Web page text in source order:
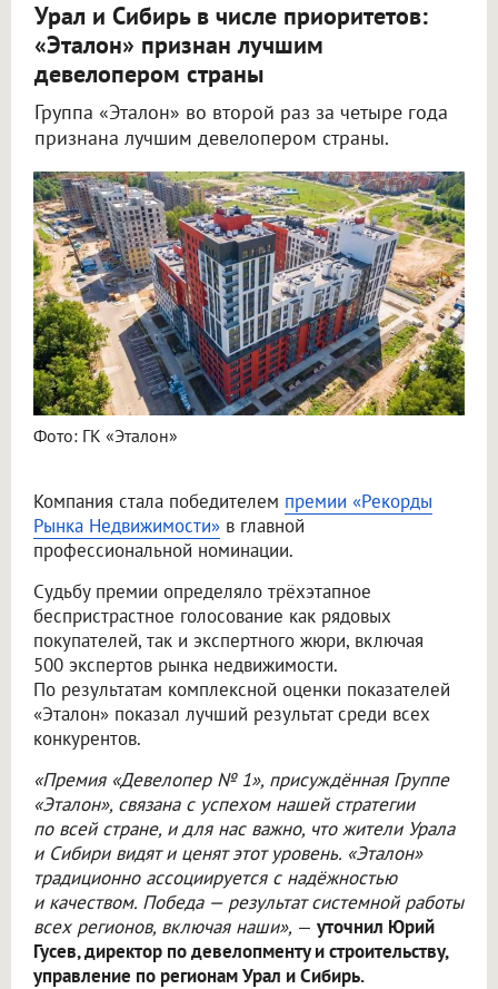
Урал и Сибирь в числе приоритетов:
«Эталон» признан лучшим
девелопером страны
Группа «Эталон» во второй раз за четыре года
признана лучшим девелопером страны.
Фото: ГК «Эталон»
Компания стала победителем премии «Рекорды
Рынка Недвижимости» в главной
профессиональной номинации.
Судьбу премии определяло трёхэтапное
беспристрастное голосование как рядовых
покупателей, так и экспертного жюри, включая
500 экспертов рынка недвижимости.
По результатам комплексной оценки показателей
«Эталон» показал лучший результат среди всех
конкурентов.
«Премия «Девелопер № 1», присуждённая Группе
«Эталон», связана с успехом нашей стратегии
по всей стране, и для нас важно, что жители Урала
и Сибири видят и ценят этот уровень. «Эталон»
традиционно ассоциируется с надёжностью
и качеством. Победа — результат системной работы
всех регионов, включая наши», — уточнил Юрий
Гусев, директор по девелопменту и строительству,
управление по регионам Урал и Сибирь.